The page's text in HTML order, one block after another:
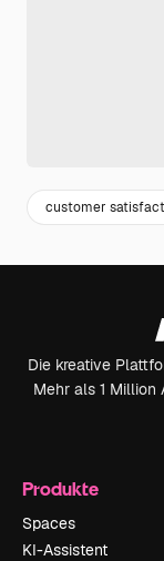
customer
Die kreative
Mehr als 1 Million
Produkte
Spaces
KI-Assistent